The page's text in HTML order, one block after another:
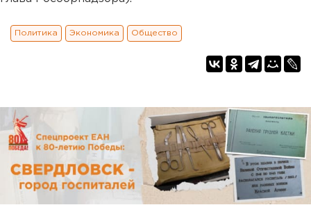
Политика Экономика Общество